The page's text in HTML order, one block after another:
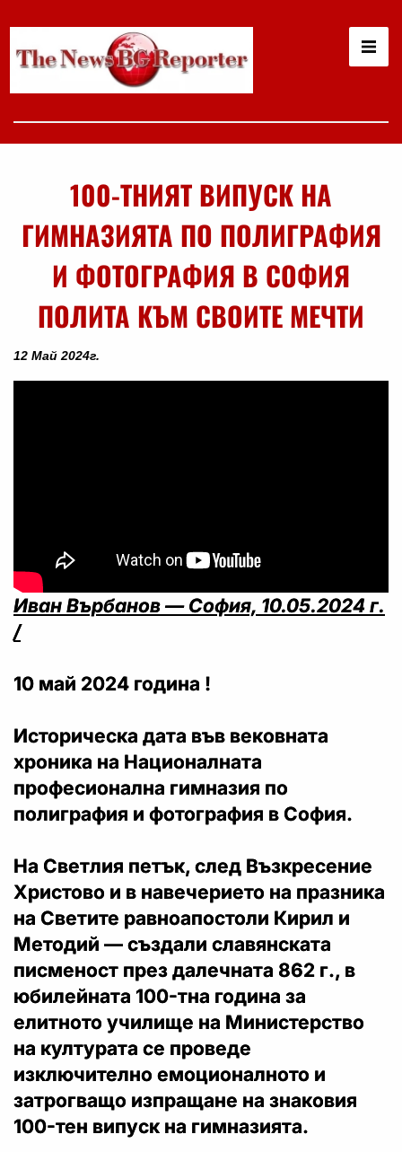
100-ТНИЯТ ВИПУСК НА
ГИМНАЗИЯТА ПО ПОЛИГРАФИЯ
И ФОТОГРАФИЯ В СОФИЯ
ПОЛИТА КЪМ СВОИТЕ МЕЧТИ
12 Май 2024г.
Иван Върбанов — София, 10.05.2024 г.
/
10 май 2024 година !
Историческа дата във вековната
хроника на Националната
професионална гимназия по
полиграфия и фотография в София.
На Светлия петък, след Възкресение
Христово и в навечерието на празника
на Светите равноапостоли Кирил и
Методий — създали славянската
писменост през далечната 862 г., в
юбилейната 100-тна година за
елитното училище на Министерство
на културата се проведе
изключително емоционалното и
затрогващо изпращане на знаковия
100-тен випуск на гимназията.